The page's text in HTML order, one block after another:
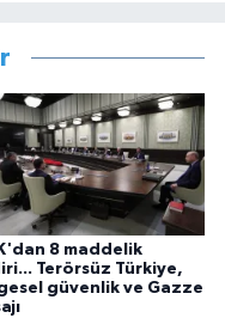
8 maddelik
Terörsüz Türkiye,
güvenlik ve Gazze